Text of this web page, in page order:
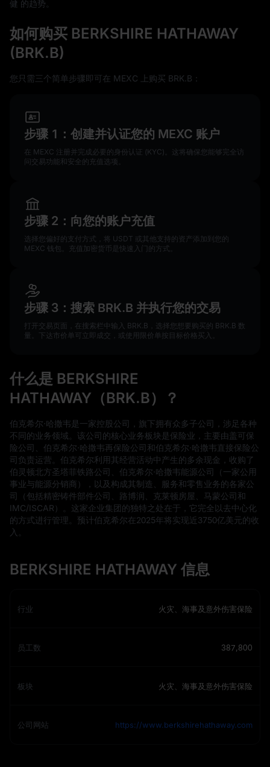
健 的趋势。
如何购买 BERKSHIRE HATHAWAY
(BRK.B)
您只需三个简单步骤即可在 MEXC 上购买 BRK.B：
步骤 1：创建并认证您的 MEXC 账户
在 MEXC 注册并完成必要的身份认证 (KYC)。这将确保您能够完全访
问交易功能和安全的充值选项。
步骤 2：向您的账户充值
选择您偏好的支付方式，将 USDT 或其他支持的资产添加到您的
MEXC 钱包。充值加密货币是快速入门的方式。
步骤 3：搜索 BRK.B 并执行您的交易
打开交易页面，在搜索栏中输入 BRK.B，选择您想要购买的 BRK.B 数
量。下达市价单可立即成交，或使用限价单按目标价格买入。
什么是 BERKSHIRE
HATHAWAY（BRK.B）？
伯克希尔·哈撒韦是一家控股公司，旗下拥有众多子公司，涉足各种
不同的业务领域。该公司的核心业务板块是保险业，主要由盖可保
险公司、伯克希尔·哈撒韦再保险公司和伯克希尔·哈撒韦直接保险公
司负责运营。伯克希尔利用其经营活动中产生的多余现金，收购了
伯灵顿北方圣塔菲铁路公司、伯克希尔·哈撒韦能源公司（一家公用
事业与能源分销商），以及构成其制造、服务和零售业务的各家公
司（包括精密铸件部件公司、路博润、克莱顿房屋、马蒙公司和
IMC/ISCAR）。这家企业集团的独特之处在于，它完全以去中心化
的方式进行管理。预计伯克希尔在2025年将实现近3750亿美元的收
入。
BERKSHIRE HATHAWAY 信息
行业 火灾、海事及意外伤害保险
员工数 387,800
板块 火灾、海事及意外伤害保险
公司网站 https://www.berkshirehathaway.com